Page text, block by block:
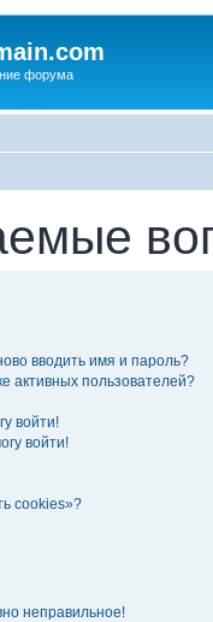
форума
вводить имя и пароль?
активных пользователей?
войти!
войти!
cookies»?
неправильное!